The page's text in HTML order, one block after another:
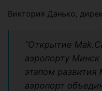
Виктория Данько,
“Открытие
аэропорту
этапом
аэропорт